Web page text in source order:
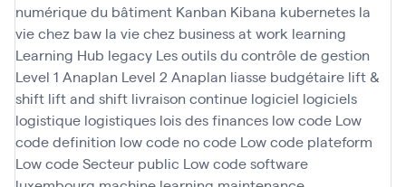
numérique du bâtiment Kanban Kibana kubernetes la
vie chez baw la vie chez business at work learning
Learning Hub legacy Les outils du contrôle de gestion
Level 1 Anaplan Level 2 Anaplan liasse budgétaire lift &
shift lift and shift livraison continue logiciel logiciels
logistique logistiques lois des finances low code Low
code definition low code no code Low code plateform
Low code Secteur public Low code software